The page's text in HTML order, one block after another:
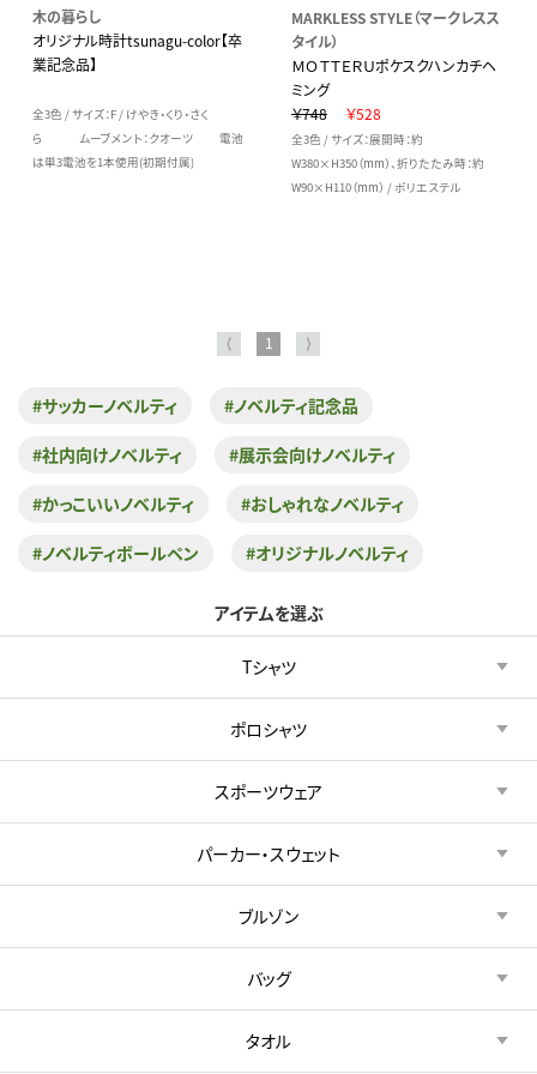
木の暮らし
オリジナル時計tsunagu-color【卒
業記念品】
全3色 / サイズ：F / けやき・くり・さく
ら ムーブメント：クオーツ 電池
は単3電池を1本使用(初期付属)
MARKLESS STYLE（マークレスス
タイル）
ＭＯＴＴＥＲＵポケスクハンカチヘ
ミング
￥748
￥528
全3色 / サイズ：展開時：約
W380×H350（mm）、折りたたみ時：約
W90×H110（mm） / ポリエステル
⟨ 1 ⟩
#サッカーノベルティ #ノベルティ記念品
#社内向けノベルティ #展示会向けノベルティ
#かっこいいノベルティ #おしゃれなノベルティ
#ノベルティボールペン #オリジナルノベルティ
アイテムを選ぶ
Tシャツ
ポロシャツ
スポーツウェア
パーカー・スウェット
ブルゾン
バッグ
タオル